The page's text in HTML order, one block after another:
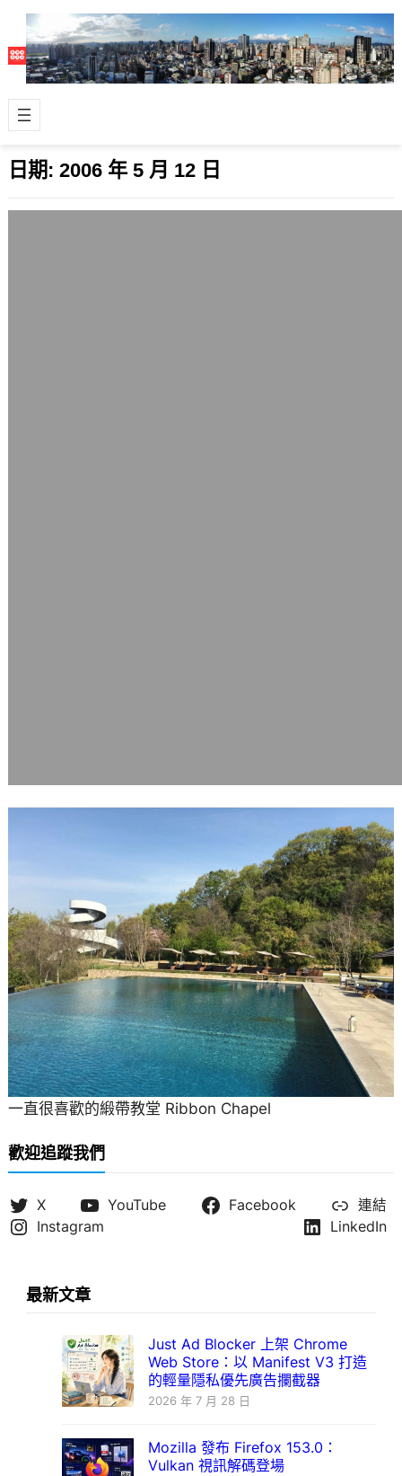
日期: 2006 年 5 月 12 日
一直很喜歡的緞帶教堂 Ribbon Chapel
歡迎追蹤我們
X YouTube Facebook
連結
Instagram
LinkedIn
最新文章
Just Ad Blocker 上架 Chrome
Web Store：以 Manifest V3 打造
的輕量隱私優先廣告攔截器
2026 年 7 月 28 日
Mozilla 發布 Firefox 153.0：
Vulkan 視訊解碼登場